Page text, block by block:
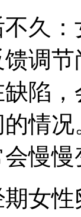
久
调
陷
情
慢
女